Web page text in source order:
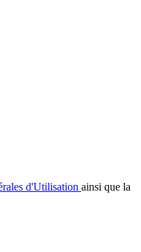
d'Utilisation ainsi que la